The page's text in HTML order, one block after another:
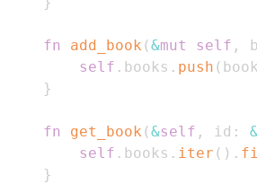
fn add_book (&mut self ,
self . books . push ( book
}
fn get_book (&self , id :
self . books . iter ( ) .
}